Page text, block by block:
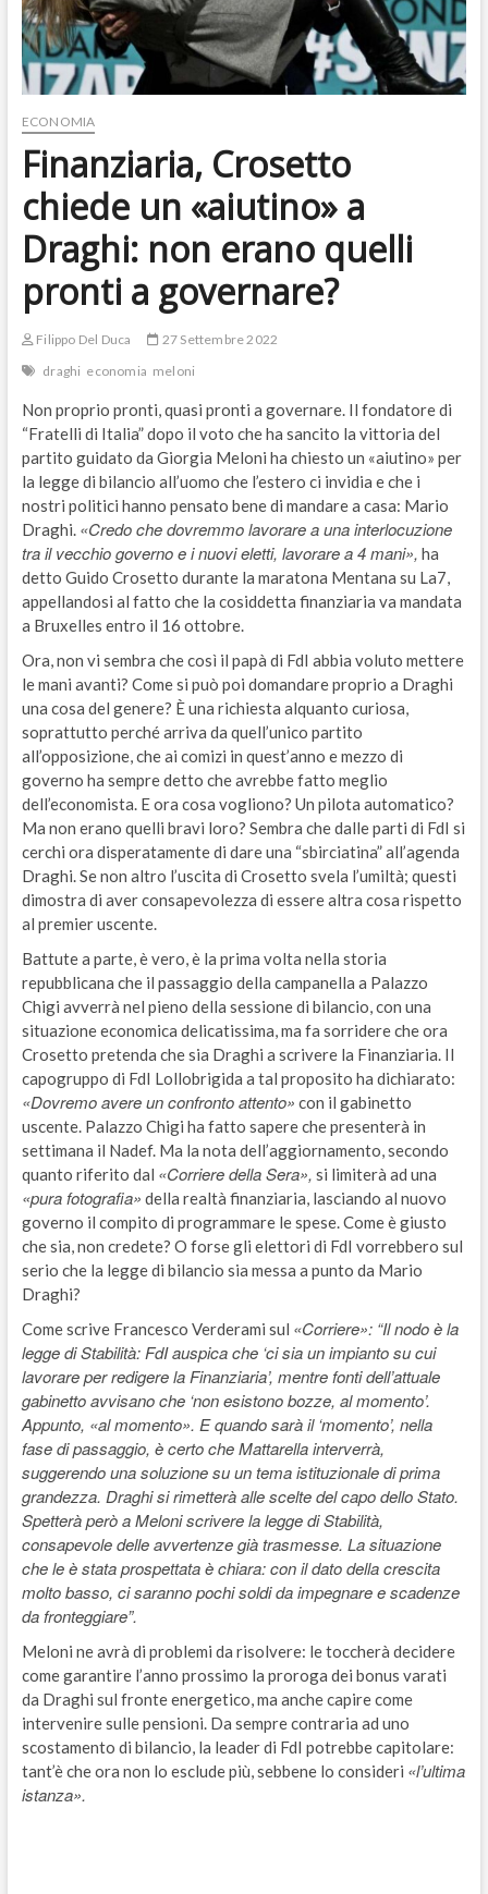
ECONOMIA
Finanziaria, Crosetto
chiede un «aiutino» a
Draghi: non erano quelli
pronti a governare?
Filippo Del Duca
27 Settembre 2022
draghi economia meloni
Non proprio pronti, quasi pronti a governare. Il fondatore di
“Fratelli di Italia” dopo il voto che ha sancito la vittoria del
partito guidato da Giorgia Meloni ha chiesto un «aiutino» per
la legge di bilancio all’uomo che l’estero ci invidia e che i
nostri politici hanno pensato bene di mandare a casa: Mario
Draghi. «Credo che dovremmo lavorare a una interlocuzione
tra il vecchio governo e i nuovi eletti, lavorare a 4 mani», ha
detto Guido Crosetto durante la maratona Mentana su La7,
appellandosi al fatto che la cosiddetta finanziaria va mandata
a Bruxelles entro il 16 ottobre.
Ora, non vi sembra che così il papà di FdI abbia voluto mettere
le mani avanti? Come si può poi domandare proprio a Draghi
una cosa del genere? È una richiesta alquanto curiosa,
soprattutto perché arriva da quell’unico partito
all’opposizione, che ai comizi in quest’anno e mezzo di
governo ha sempre detto che avrebbe fatto meglio
dell’economista. E ora cosa vogliono? Un pilota automatico?
Ma non erano quelli bravi loro? Sembra che dalle parti di FdI si
cerchi ora disperatamente di dare una “sbirciatina” all’agenda
Draghi. Se non altro l’uscita di Crosetto svela l’umiltà; questi
dimostra di aver consapevolezza di essere altra cosa rispetto
al premier uscente.
Battute a parte, è vero, è la prima volta nella storia
repubblicana che il passaggio della campanella a Palazzo
Chigi avverrà nel pieno della sessione di bilancio, con una
situazione economica delicatissima, ma fa sorridere che ora
Crosetto pretenda che sia Draghi a scrivere la Finanziaria. Il
capogruppo di FdI Lollobrigida a tal proposito ha dichiarato:
«Dovremo avere un confronto attento» con il gabinetto
uscente. Palazzo Chigi ha fatto sapere che presenterà in
settimana il Nadef. Ma la nota dell’aggiornamento, secondo
quanto riferito dal «Corriere della Sera», si limiterà ad una
«pura fotografia» della realtà finanziaria, lasciando al nuovo
governo il compito di programmare le spese. Come è giusto
che sia, non credete? O forse gli elettori di FdI vorrebbero sul
serio che la legge di bilancio sia messa a punto da Mario
Draghi?
Come scrive Francesco Verderami sul «Corriere»: “Il nodo è la
legge di Stabilità: FdI auspica che ‘ci sia un impianto su cui
lavorare per redigere la Finanziaria’, mentre fonti dell’attuale
gabinetto avvisano che ‘non esistono bozze, al momento’.
Appunto, «al momento». E quando sarà il ‘momento’, nella
fase di passaggio, è certo che Mattarella interverrà,
suggerendo una soluzione su un tema istituzionale di prima
grandezza. Draghi si rimetterà alle scelte del capo dello Stato.
Spetterà però a Meloni scrivere la legge di Stabilità,
consapevole delle avvertenze già trasmesse. La situazione
che le è stata prospettata è chiara: con il dato della crescita
molto basso, ci saranno pochi soldi da impegnare e scadenze
da fronteggiare”.
Meloni ne avrà di problemi da risolvere: le toccherà decidere
come garantire l’anno prossimo la proroga dei bonus varati
da Draghi sul fronte energetico, ma anche capire come
intervenire sulle pensioni. Da sempre contraria ad uno
scostamento di bilancio, la leader di FdI potrebbe capitolare:
tant’è che ora non lo esclude più, sebbene lo consideri «l’ultima
istanza».